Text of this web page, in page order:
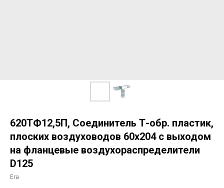
620ТФ12,5П, Соединитель Т-обр. пластик,
плоских воздуховодов 60х204 с выходом
на фланцевые воздухораспределители
D125
Era